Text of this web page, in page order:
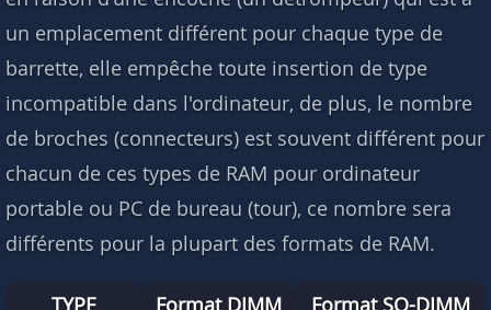
un emplacement différent pour chaque type de
barrette, elle empêche toute insertion de type
incompatible dans l'ordinateur, de plus, le nombre
de broches (connecteurs) est souvent différent pour
chacun de ces types de RAM pour ordinateur
portable ou PC de bureau (tour), ce nombre sera
différents pour la plupart des formats de RAM.
TYPE
Format DIMM
Format SO-DIMM